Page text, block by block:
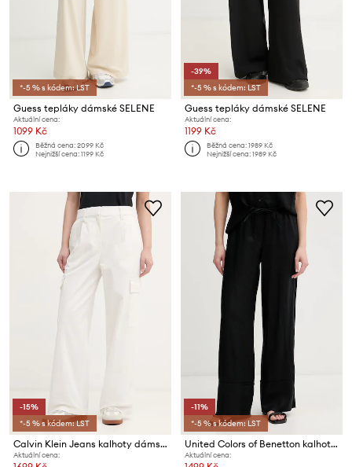
*-5 % s kódem: LST
Guess tepláky dámské SELENE
Aktuální cena:
1099 Kč
Běžná cena:2099 Kč
Nejnižší cena:1199 Kč
-39%
*-5 % s kódem: LST
Guess tepláky dámské SELENE
Aktuální cena:
1199 Kč
Běžná cena:1989 Kč
Nejnižší cena:1989 Kč
-15%
*-5 % s kódem: LST
Calvin Klein Jeans kalhoty dámské s bavlnou
Aktuální cena:
-11%
*-5 % s kódem: LST
United Colors of Benetton kalhoty dámské lněné
Aktuální cena: